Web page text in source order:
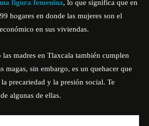
figura femenina, lo que significa que en
hogares en donde las mujeres son el
en sus viviendas.
las madres en Tlaxcala también cumplen
magas, sin embargo, es un quehacer que
precariedad y la presión social. Te
algunas de ellas.